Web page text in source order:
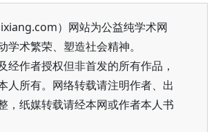
）网站为公益纯学术网
学术繁荣、塑造社会精神。
经作者授权但非首发的所有作品，
人所有。网络转载请注明作者、出
，纸媒转载请经本网或作者本人书